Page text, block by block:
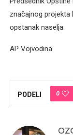
značajnog projekta
opstanak naselja.
AP Vojvodina
PODELI 0